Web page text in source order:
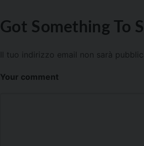
Got Something To
Il tuo indirizzo email non sarà
Your comment